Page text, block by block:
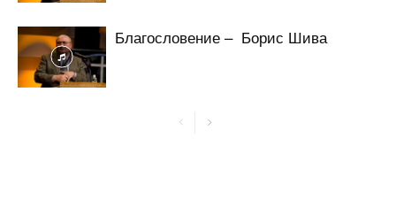
Благословение – Борис Шива